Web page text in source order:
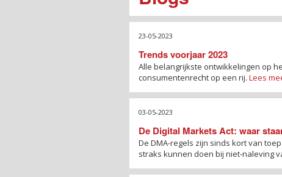
23-05-2023
Trends voorjaar 2023
Alle belangrijkste ontwikkelingen op
consumentenrecht op een rij. Lees
03-05-2023
De Digital Markets Act: waar
De DMA-regels zijn sinds kort van
straks kunnen doen bij niet-naleving